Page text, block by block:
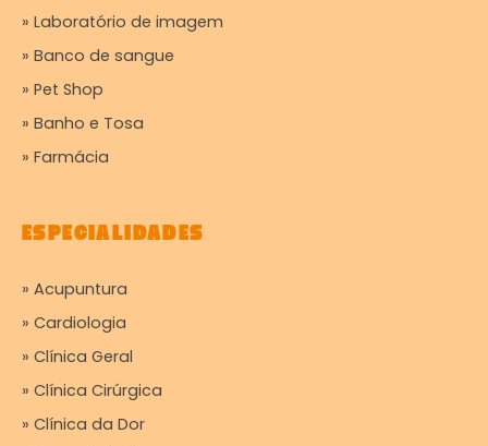
» Laboratório de imagem
» Banco de sangue
» Pet Shop
» Banho e Tosa
» Farmácia
ESPECIALIDADES
» Acupuntura
» Cardiologia
» Clínica Geral
» Clínica Cirúrgica
» Clínica da Dor